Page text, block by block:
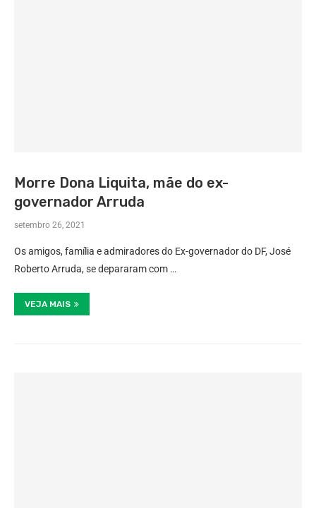
Morre Dona Liquita, mãe do ex-
governador Arruda
setembro 26, 2021
Os amigos, família e admiradores do Ex-governador do DF, José
Roberto Arruda, se depararam com …
VEJA MAIS